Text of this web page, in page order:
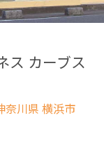
ス カーブス
奈川県 横浜市